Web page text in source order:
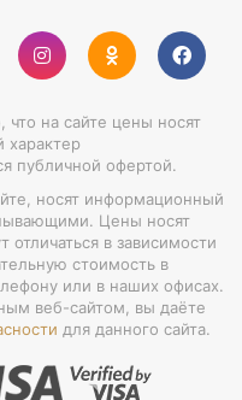
на сайте цены носят
публичной офертой.
носят информационный
Цены носят
в зависимости
стоимость в
или в наших офисах.
веб-сайтом, вы даёте
для данного сайта.